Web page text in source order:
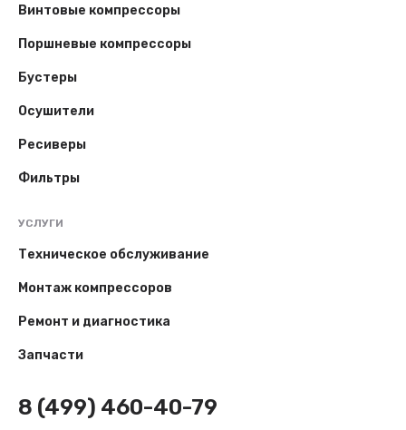
Винтовые компрессоры
Поршневые компрессоры
Бустеры
Осушители
Ресиверы
Фильтры
УСЛУГИ
Техническое обслуживание
Монтаж компрессоров
Ремонт и диагностика
Запчасти
8 (499) 460-40-79